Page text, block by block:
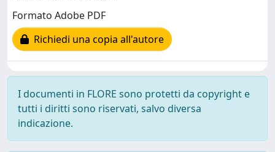
Formato Adobe PDF
Richiedi una copia all'autore
I documenti in FLORE sono protetti da copyright e
tutti i diritti sono riservati, salvo diversa
indicazione.